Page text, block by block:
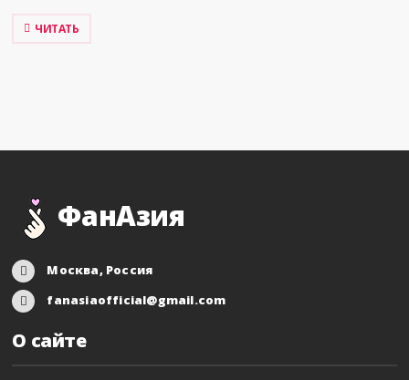
ЧИТАТЬ
ФанАзия
Москва, Россия
fanasiaofficial@gmail.com
О сайте